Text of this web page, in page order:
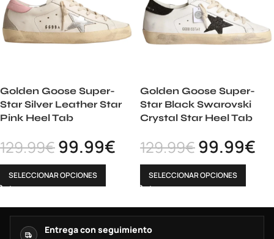
Golden Goose Super-
Star Silver Leather Star
Pink Heel Tab
129.99€99.99€
SELECCIONAR OPCIONES
Golden Goose Super-
Star Black Swarovski
Crystal Star Heel Tab
129.99€99.99€
SELECCIONAR OPCIONES
Entrega con seguimiento